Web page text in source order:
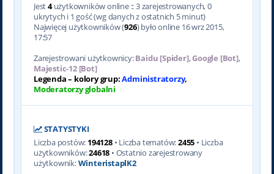
Jest4użytkowników online :: 3 zarejestrowanych, 0
ukrytych i 1 gość (wg danych z ostatnich 5 minut)
Najwięcej użytkowników (926) było online 16 wrz 2015,
17:57
Zarejestrowani użytkownicy:Baidu [Spider],Google [Bot],
Majestic-12 [Bot]
Legenda – kolory grup:Administratorzy,
Moderatorzy globalni
STATYSTYKI
Liczba postów: 194128• Liczba tematów:2455 • Liczba
użytkowników:24618 • Ostatnio zarejestrowany
użytkownik:WinteristaplK2